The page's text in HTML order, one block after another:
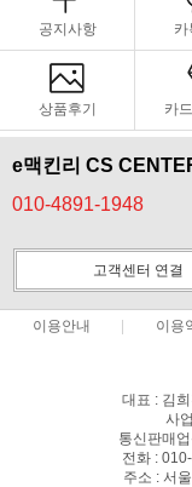
공지사항 카
상품후기 카
e맥킨리 CS
010-4891-1948
고객센터 연결
이용안내 이용
대표 : 김
사
통신판매
전화 :
주소 : 서